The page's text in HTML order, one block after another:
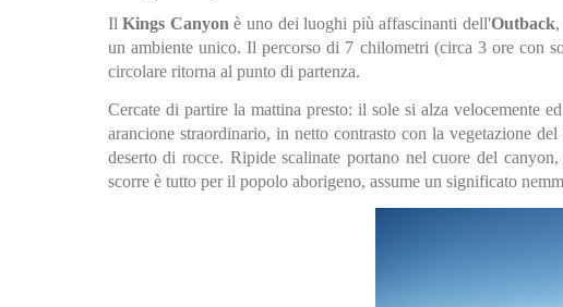
IlKings Canyon è uno dei luoghi più affascinanti dell'Outback
un ambiente unico. Il percorso di 7 chilometri (circa 3 ore con
circolare ritorna al punto di partenza.
Cercate di partire la mattina presto: il sole si alza velocemente
arancione straordinario, in netto contrasto con la vegetazione del
deserto di rocce. Ripide scalinate portano nel cuore del
scorre è tutto per il popolo aborigeno, assume un significato